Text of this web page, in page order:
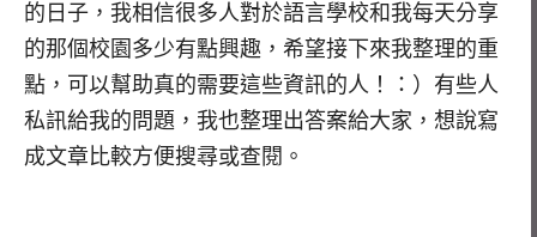
的日子，我相信很多人對於語言學校和我每天分享
的那個校園多少有點興趣，希望接下來我整理的重
點，可以幫助真的需要這些資訊的人！：）有些人
私訊給我的問題，我也整理出答案給大家，想說寫
成文章比較方便搜尋或查閱。